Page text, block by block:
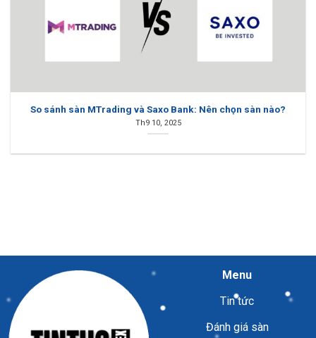
So sánh sàn MTrading và Saxo Bank: Nên chọn sàn nào?
Th9 10, 2025
Menu
Tin tức
Đánh giá sàn